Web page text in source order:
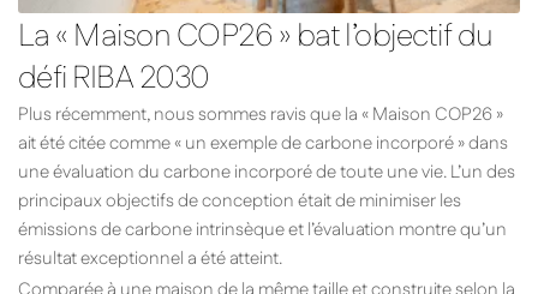
La « Maison COP26 » bat l’objectif du
défi RIBA 2030
Plus récemment, nous sommes ravis que la « Maison COP26 »
ait été citée comme « un exemple de carbone incorporé » dans
une évaluation du carbone incorporé de toute une vie. L’un des
principaux objectifs de conception était de minimiser les
émissions de carbone intrinsèque et l’évaluation montre qu’un
résultat exceptionnel a été atteint.